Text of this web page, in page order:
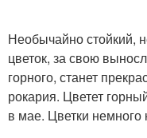
Необычайно стойкий,
цветок, за свою
горного, станет
рокария. Цветет
в мае. Цветки немного